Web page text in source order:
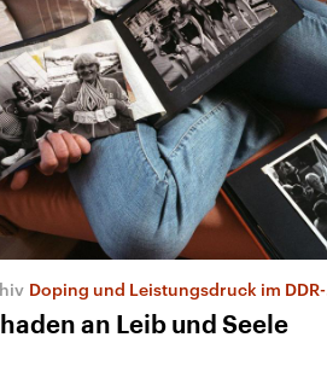
Doping und Leistungsdruck im DDR-Sport
an Leib und Seele